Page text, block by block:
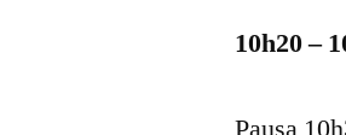
10h20 –